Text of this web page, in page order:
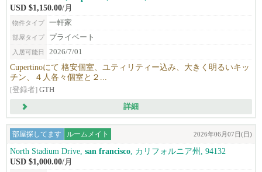
USD $1,150.00/月
物件タイプ 一軒家
部屋タイプ プライベート
入居可能日 2026/7/01
Cupertinoにて 格安個室、ユティリティー込み、大きく明るいキッ
チン、４人各々個室と２...
[登録者] GTH
詳細
部屋探してます ルームメイト 2026年06月07日(日)
North Stadium Drive, san francisco , カリフォルニア州, 94132
USD $1,000.00/月